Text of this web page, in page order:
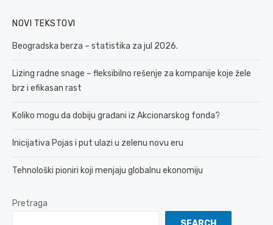
NOVI TEKSTOVI
Beogradska berza – statistika za jul 2026.
Lizing radne snage – fleksibilno rešenje za kompanije koje žele
brz i efikasan rast
Koliko mogu da dobiju građani iz Akcionarskog fonda?
Inicijativa Pojas i put ulazi u zelenu novu eru
Tehnološki pioniri koji menjaju globalnu ekonomiju
Pretraga